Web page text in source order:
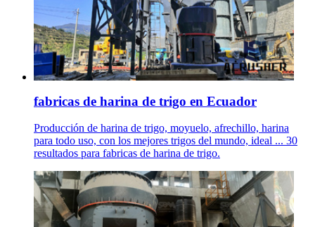
fabricas de harina de trigo en Ecuador
Producción de harina de trigo, moyuelo, afrechillo, harina
para todo uso, con los mejores trigos del mundo, ideal ... 30
resultados para fabricas de harina de trigo.